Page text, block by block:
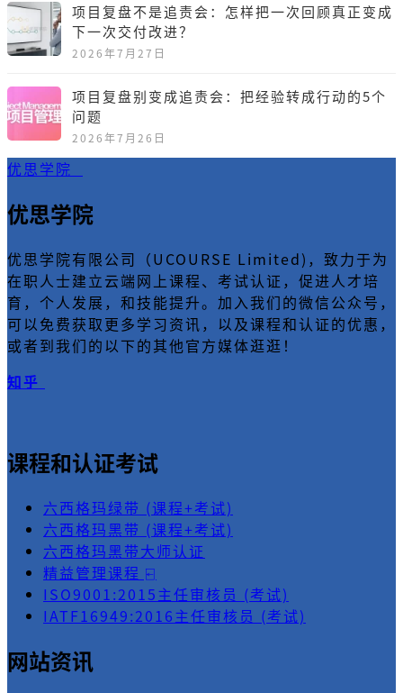
项目复盘不是追责会：怎样把一次回顾真正变成
下一次交付改进？
2026年7月27日
项目复盘别变成追责会：把经验转成行动的5个
问题
2026年7月26日
优思学院
优思学院
优思学院有限公司（UCOURSE Limited)，致力于为
在职人士建立云端网上课程、考试认证，促进人才培
育，个人发展，和技能提升。加入我们的微信公众号，
可以免费获取更多学习资讯，以及课程和认证的优惠，
或者到我们的以下的其他官方媒体逛逛！
知乎
课程和认证考试
六西格玛绿带 (课程+考试)
六西格玛黑带 (课程+考试)
六西格玛黑带大师认证
精益管理课程 ⍇
ISO9001:2015主任审核员 (考试)
IATF16949:2016主任审核员 (考试)
网站资讯